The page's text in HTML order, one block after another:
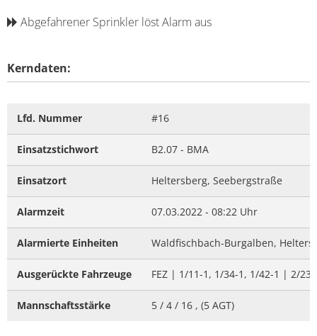
Abgefahrener Sprinkler löst Alarm aus
Kerndaten:
Lfd. Nummer #16
Einsatzstichwort B2.07 - BMA
Einsatzort Heltersberg, Seebergstraße
Alarmzeit 07.03.2022 - 08:22 Uhr
Alarmierte Einheiten Waldfischbach-Burgalben,
Ausgerückte Fahrzeuge FEZ | 1/11-1, 1/34-1, 1/42-1 | 2/
Mannschaftsstärke 5 / 4 / 16 , (5 AGT)